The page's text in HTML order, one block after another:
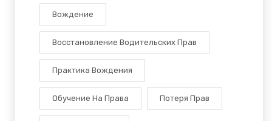
Вождение
Восстановление Водительских Прав
Практика Вождения
Обучение На Права Потеря Прав